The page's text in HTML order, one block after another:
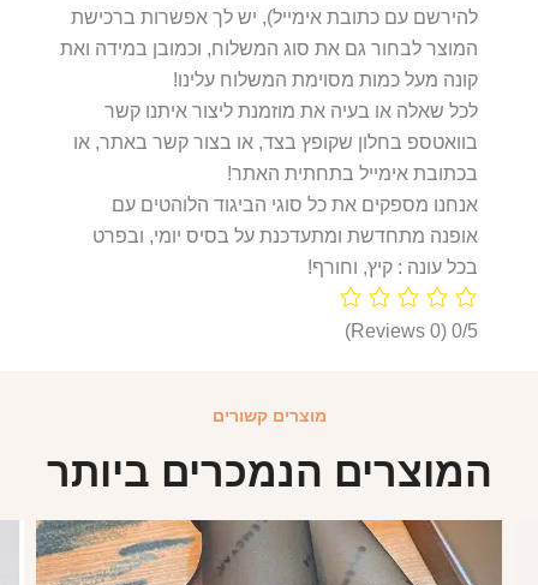
להירשם עם כתובת אימייל), יש לך אפשרות ברכישת
המוצר לבחור גם את סוג המשלוח, וכמובן במידה ואת
קונה מעל כמות מסוימת המשלוח עלינו!
לכל שאלה או בעיה את מוזמנת ליצור איתנו קשר
בוואטספ בחלון שקופץ בצד, או בצור קשר באתר, או
בכתובת אימייל בתחתית האתר!
אנחנו מספקים את כל סוגי הביגוד הלוהטים עם
אופנה מתחדשת ומתעדכנת על בסיס יומי, ובפרט
בכל עונה : קיץ, וחורף!
0/5
(0 Reviews)
מוצרים קשורים
המוצרים הנמכרים ביותר